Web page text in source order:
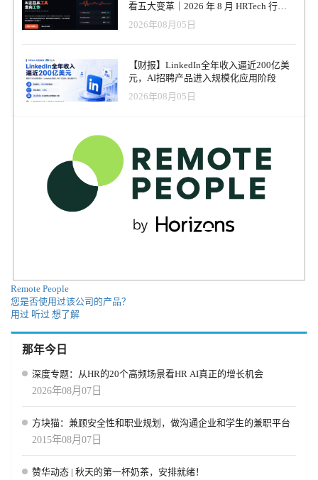
看五大变革｜2026 年 8 月 HRTech 行业
观察报告
2026年08月05日
【财报】LinkedIn全年收入逼近200亿美
元，AI招聘产品进入规模化应用阶段
2026年08月05日
Remote People
您是否使用过该公司的产品？
用过 听过 想了解
那年今日
深度专题：从HR的20个高频场景看HR AI真正的增长机会
2026年08月07日
方块猫：兼顾安全性和职业规划，做沟通企业和学生的兼职平台
2015年08月07日
赞华动态 | 秋天的第一杯奶茶，安排就绪！